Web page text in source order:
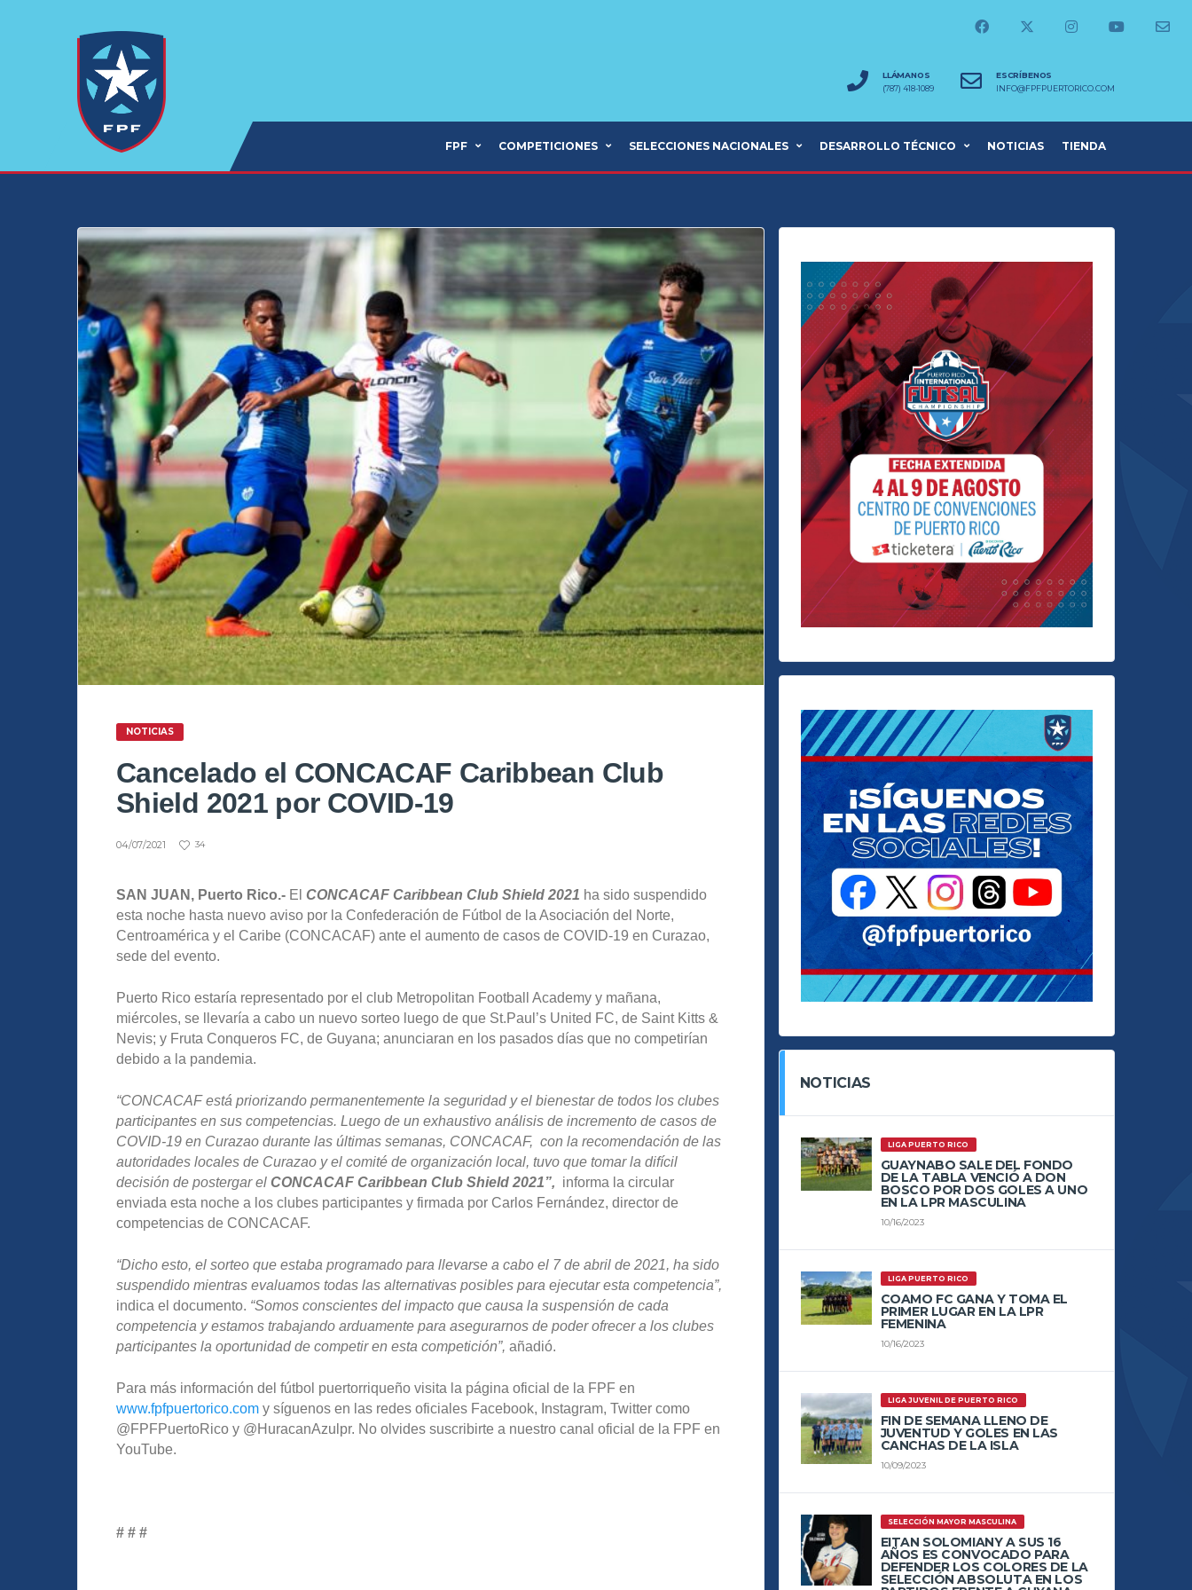
LLÁMANOS
(787) 418-1089
ESCRÍBENOS
INFO@FPFPUERTORICO.COM
FPF COMPETICIONES SELECCIONES NACIONALES DESARROLLO TÉCNICO NOTICIAS TIENDA
NOTICIAS
Cancelado el CONCACAF Caribbean Club
Shield 2021 por COVID-19
04/07/2021 34
SAN JUAN, Puerto Rico.- El CONCACAF Caribbean Club Shield 2021 ha sido suspendido
esta noche hasta nuevo aviso por la Confederación de Fútbol de la Asociación del Norte,
Centroamérica y el Caribe (CONCACAF) ante el aumento de casos de COVID-19 en Curazao,
sede del evento.
Puerto Rico estaría representado por el club Metropolitan Football Academy y mañana,
miércoles, se llevaría a cabo un nuevo sorteo luego de que St.Paul’s United FC, de Saint Kitts &
Nevis; y Fruta Conqueros FC, de Guyana; anunciaran en los pasados días que no competirían
debido a la pandemia.
“CONCACAF está priorizando permanentemente la seguridad y el bienestar de todos los clubes
participantes en sus competencias. Luego de un exhaustivo análisis de incremento de casos de
COVID-19 en Curazao durante las últimas semanas, CONCACAF, con la recomendación de las
autoridades locales de Curazao y el comité de organización local, tuvo que tomar la difícil
decisión de postergar el CONCACAF Caribbean Club Shield 2021”, informa la circular
enviada esta noche a los clubes participantes y firmada por Carlos Fernández, director de
competencias de CONCACAF.
“Dicho esto, el sorteo que estaba programado para llevarse a cabo el 7 de abril de 2021, ha sido
suspendido mientras evaluamos todas las alternativas posibles para ejecutar esta competencia”,
indica el documento. “Somos conscientes del impacto que causa la suspensión de cada
competencia y estamos trabajando arduamente para asegurarnos de poder ofrecer a los clubes
participantes la oportunidad de competir en esta competición”, añadió.
Para más información del fútbol puertorriqueño visita la página oficial de la FPF en
www.fpfpuertorico.com y síguenos en las redes oficiales Facebook, Instagram, Twitter como
@FPFPuertoRico y @HuracanAzulpr. No olvides suscribirte a nuestro canal oficial de la FPF en
YouTube.
# # #
NOTICIAS
LIGA PUERTO RICO
GUAYNABO SALE DEL FONDO
DE LA TABLA VENCIÓ A DON
BOSCO POR DOS GOLES A UNO
EN LA LPR MASCULINA
10/16/2023
LIGA PUERTO RICO
COAMO FC GANA Y TOMA EL
PRIMER LUGAR EN LA LPR
FEMENINA
10/16/2023
LIGA JUVENIL DE PUERTO RICO
FIN DE SEMANA LLENO DE
JUVENTUD Y GOLES EN LAS
CANCHAS DE LA ISLA
10/09/2023
SELECCIÓN MAYOR MASCULINA
EITAN SOLOMIANY A SUS 16
AÑOS ES CONVOCADO PARA
DEFENDER LOS COLORES DE LA
SELECCIÓN ABSOLUTA EN LOS